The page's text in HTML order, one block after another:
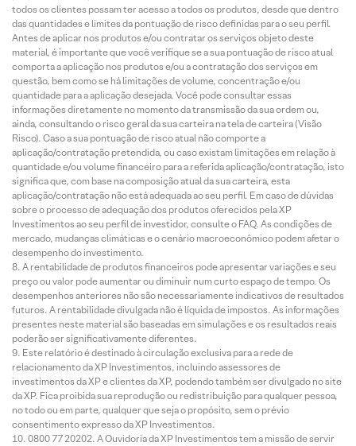
todos os clientes possam ter acesso a todos os produtos, desde que dentro
das quantidades e limites da pontuação de risco definidas para o seu perfil.
Antes de aplicar nos produtos e/ou contratar os serviços objeto deste
material, é importante que você verifique se a sua pontuação de risco atual
comporta a aplicação nos produtos e/ou a contratação dos serviços em
questão, bem como se há limitações de volume, concentração e/ou
quantidade para a aplicação desejada. Você pode consultar essas
informações diretamente no momento da transmissão da sua ordem ou,
ainda, consultando o risco geral da sua carteira na tela de carteira (Visão
Risco). Caso a sua pontuação de risco atual não comporte a
aplicação/contratação pretendida, ou caso existam limitações em relação à
quantidade e/ou volume financeiro para a referida aplicação/contratação, isto
significa que, com base na composição atual da sua carteira, esta
aplicação/contratação não está adequada ao seu perfil. Em caso de dúvidas
sobre o processo de adequação dos produtos oferecidos pela XP
Investimentos ao seu perfil de investidor, consulte o FAQ. As condições de
mercado, mudanças climáticas e o cenário macroeconômico podem afetar o
desempenho do investimento.
A rentabilidade de produtos financeiros pode apresentar variações e seu
preço ou valor pode aumentar ou diminuir num curto espaço de tempo. Os
desempenhos anteriores não são necessariamente indicativos de resultados
futuros. A rentabilidade divulgada não é líquida de impostos. As informações
presentes neste material são baseadas em simulações e os resultados reais
poderão ser significativamente diferentes.
Este relatório é destinado à circulação exclusiva para a rede de
relacionamento da XP Investimentos, incluindo assessores de
investimentos da XP e clientes da XP, podendo também ser divulgado no site
da XP. Fica proibida sua reprodução ou redistribuição para qualquer pessoa,
no todo ou em parte, qualquer que seja o propósito, sem o prévio
consentimento expresso da XP Investimentos.
0800 77 20202. A Ouvidoria da XP Investimentos tem a missão de servir